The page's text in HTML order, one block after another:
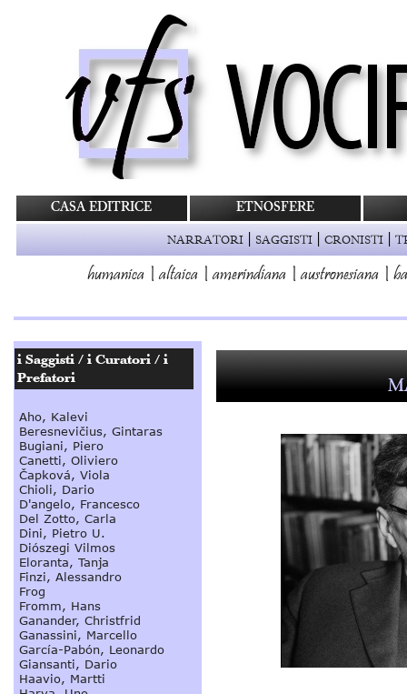
CASA EDITRICE ETNOSFERE
NARRATORI | SAGGISTI | CRONISTI |
humanica |altaica |amerindiana |austronesiana |